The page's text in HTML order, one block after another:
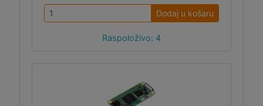
Dodaj u košaru
Raspoloživo: 4